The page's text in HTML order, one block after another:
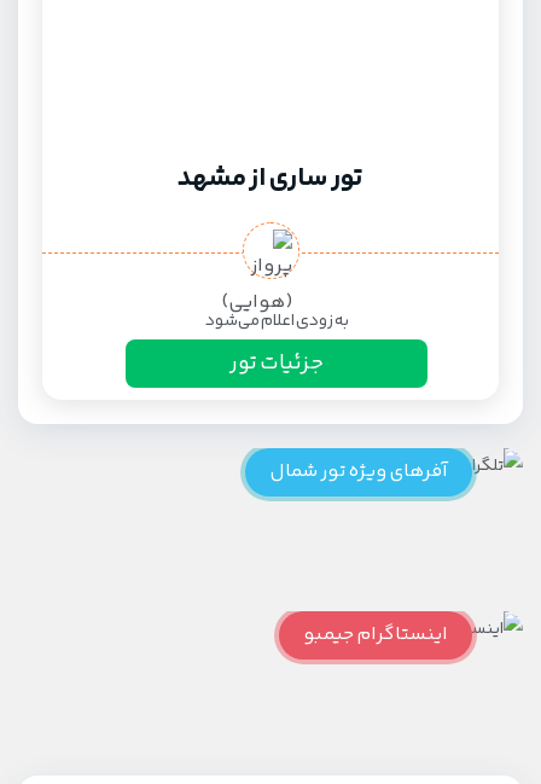
تور ساری از مشهد
به زودی اعلام می‌شود
جزئیات تور
آفرهای ویژه تور شمال
اینستاگرام جیمبو